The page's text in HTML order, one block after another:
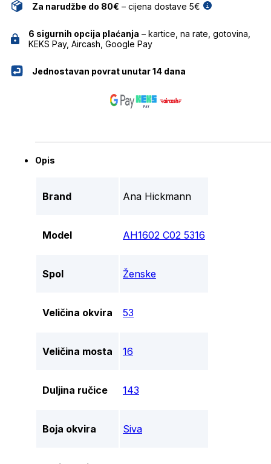
Za narudžbe do 80€ – cijena dostave 5€
6 sigurnih opcija plaćanja – kartice, na rate, gotovina,
KEKS Pay, Aircash, Google Pay
Jednostavan povrat unutar 14 dana
Opis
Brand Ana Hickmann
Model AH1602 C02 5316
Spol Ženske
Veličina okvira 53
Veličina mosta 16
Duljina ručice 143
Boja okvira Siva